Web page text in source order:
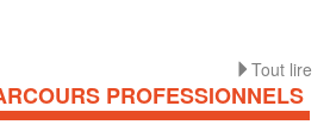
Tout lire
PROFESSIONNELS